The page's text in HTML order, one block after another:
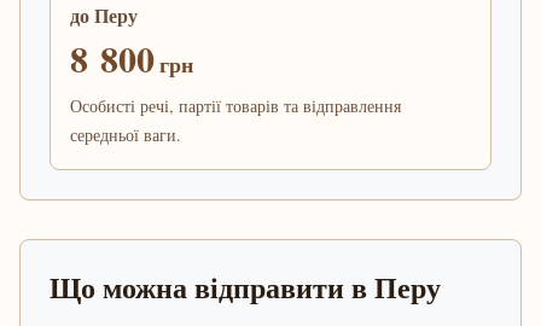
до Перу
8 800грн
Особисті речі, партії товарів та відправлення
середньої ваги.
Що можна відправити в Перу